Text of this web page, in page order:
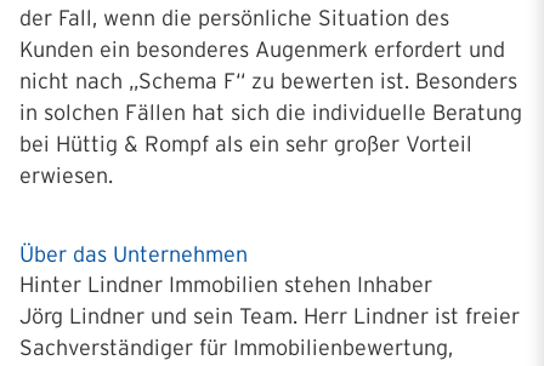
der Fall, wenn die persönliche Situation des
Kunden ein besonderes Augenmerk erfordert und
nicht nach „Schema F“ zu bewerten ist. Besonders
in solchen Fällen hat sich die individuelle Beratung
bei Hüttig & Rompf als ein sehr großer Vorteil
erwiesen.
Über das Unternehmen
Hinter Lindner Immobilien stehen Inhaber
Jörg Lindner und sein Team. Herr Lindner ist freier
Sachverständiger für Immobilienbewertung,